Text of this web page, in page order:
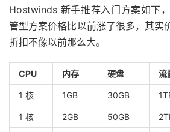
Hostwinds 新手推荐入门方案如下
管型方案价格比以前涨了很多，其实
折扣不像以前那么大。
CPU 内存 硬盘 流
1 核 1GB 30GB
1 核 2GB 50GB